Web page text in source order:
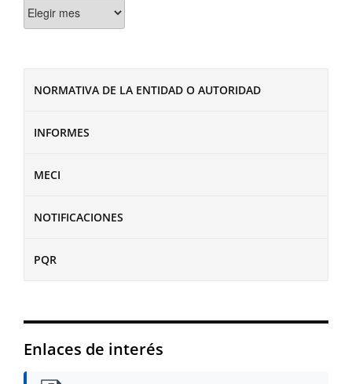
NORMATIVA DE LA ENTIDAD O AUTORIDAD
INFORMES
MECI
NOTIFICACIONES
PQR
Enlaces de interés